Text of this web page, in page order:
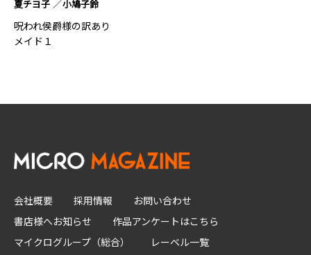
夏チヨ子 小鳩子鈴
呪われ侯爵様の訳あり
メイド１
会社概要 採用情報
お問い合わせ
書店様へお知らせ
作品アンケートはこちら
マイクログループ（総合）
レーベル一覧